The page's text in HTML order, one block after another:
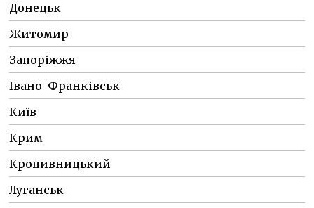
Донецьк
Житомир
Запоріжжя
Івано-Франківськ
Київ
Крим
Кропивницький
Луганськ